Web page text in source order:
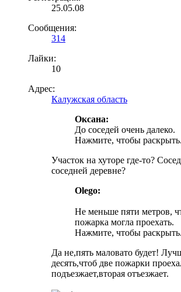
25.05.08
Сообщения:
314
Лайки:
10
Адрес:
Калужская область
Оксана:
До соседей очень далеко.
Нажмите, чтобы
Участок на хуторе где-то?
соседней деревне?
Olego:
Не меньше пяти метров,
пожарка могла проехать.
Нажмите, чтобы
Да не,пять маловато будет!
десять,чтоб две пожарки
подъезжает,вторая отъезжает.